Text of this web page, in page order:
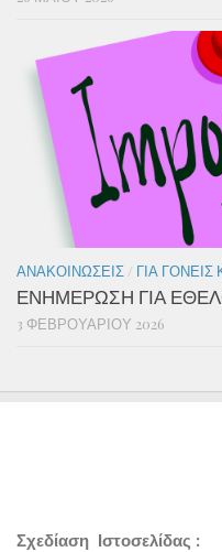
ΑΝΑΚΟΙΝΏΣΕΙΣ / ΓΙΑ
ΕΝΗΜΕΡΩΣΗ ΓΙΑ
3 ΦΕΒΡΟΥΑΡΊΟΥ 2026
Σχεδίαση Ιστοσελίδας :